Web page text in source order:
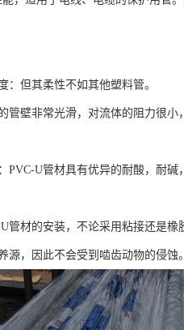
：但其柔性不如其他塑料管。
管壁非常光滑，对流体的阻力很
PVC-U管材具有优异的耐酸，耐
管材的安装，不论采用粘接还是橡
源，因此不会受到啮齿动物的侵蚀。